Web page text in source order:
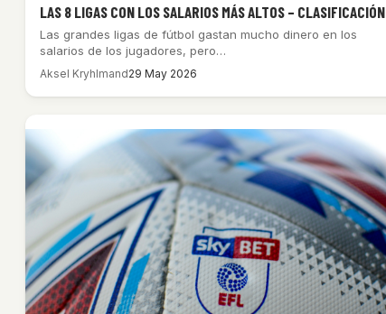
LAS 8 LIGAS CON LOS SALARIOS MÁS ALTOS – CLASIFICACIÓN
Las grandes ligas de fútbol gastan mucho dinero en los
salarios de los jugadores, pero…
Aksel Kryhlmand29 May 2026